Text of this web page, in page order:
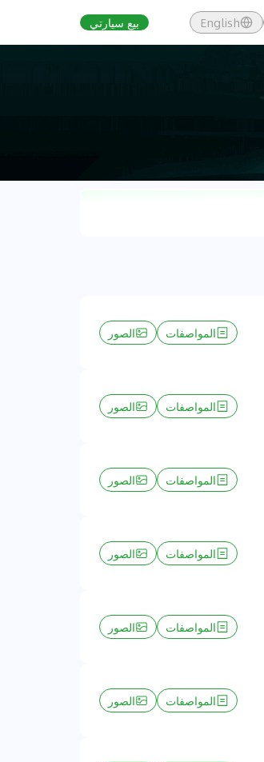
English بيع سيارتي
المواصفات الصور
المواصفات الصور
المواصفات الصور
المواصفات الصور
المواصفات الصور
المواصفات الصور